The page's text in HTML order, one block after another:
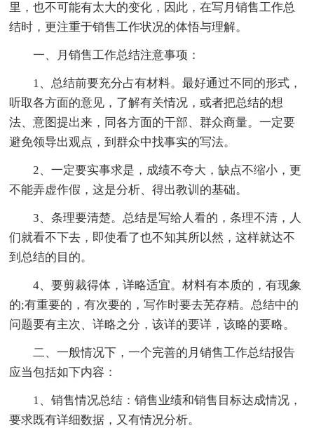
里，也不可能有太大的变化，因此，在写月销售工作总
结时，更注重于销售工作状况的体悟与理解。
一、月销售工作总结注意事项：
1、总结前要充分占有材料。最好通过不同的形式，
听取各方面的意见，了解有关情况，或者把总结的想
法、意图提出来，同各方面的干部、群众商量。一定要
避免领导出观点，到群众中找事实的写法。
2、一定要实事求是，成绩不夸大，缺点不缩小，更
不能弄虚作假，这是分析、得出教训的基础。
3、条理要清楚。总结是写给人看的，条理不清，人
们就看不下去，即使看了也不知其所以然，这样就达不
到总结的目的。
4、要剪裁得体，详略适宜。材料有本质的，有现象
的;有重要的，有次要的，写作时要去芜存精。总结中的
问题要有主次、详略之分，该详的要详，该略的要略。
二、一般情况下，一个完善的月销售工作总结报告
应当包括如下内容：
1、销售情况总结：销售业绩和销售目标达成情况，
要求既有详细数据，又有情况分析。